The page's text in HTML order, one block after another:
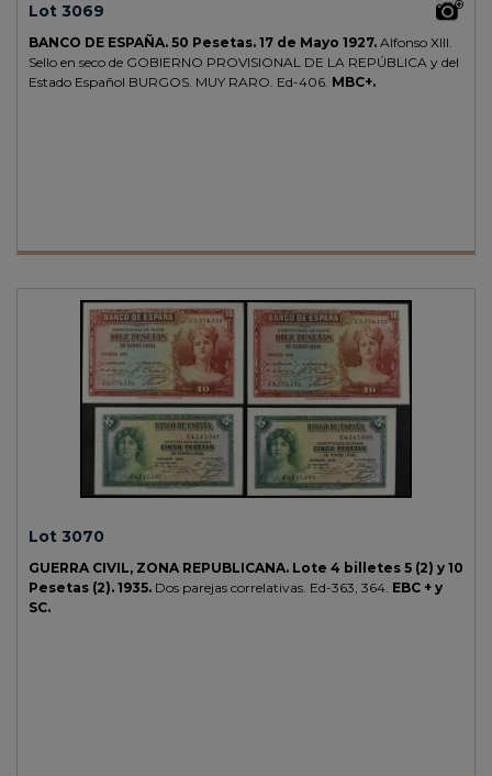
Lot 3069
BANCO DE ESPAÑA. 50 Pesetas. 17 de Mayo 1927. Alfonso XIII.
Sello en seco de GOBIERNO PROVISIONAL DE LA REPÚBLICA y del
Estado Español BURGOS. MUY RARO. Ed-406. MBC+.
Lot 3070
GUERRA CIVIL, ZONA REPUBLICANA. Lote 4 billetes 5 (2) y 10
Pesetas (2). 1935. Dos parejas correlativas. Ed-363, 364. EBC + y
SC.